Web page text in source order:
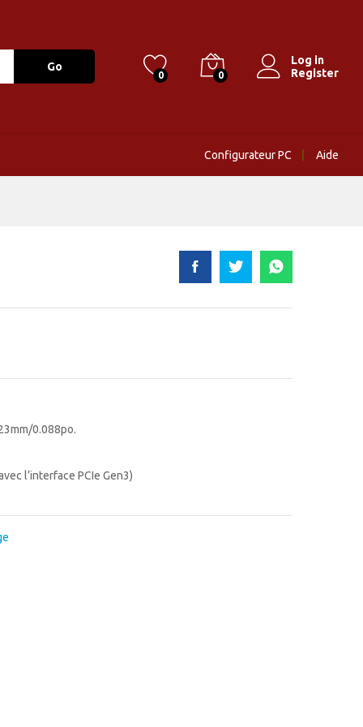
Go
0 0
Log in
Register
Configurateur PC Aide
0.088po.
l’interface PCIe Gen3)